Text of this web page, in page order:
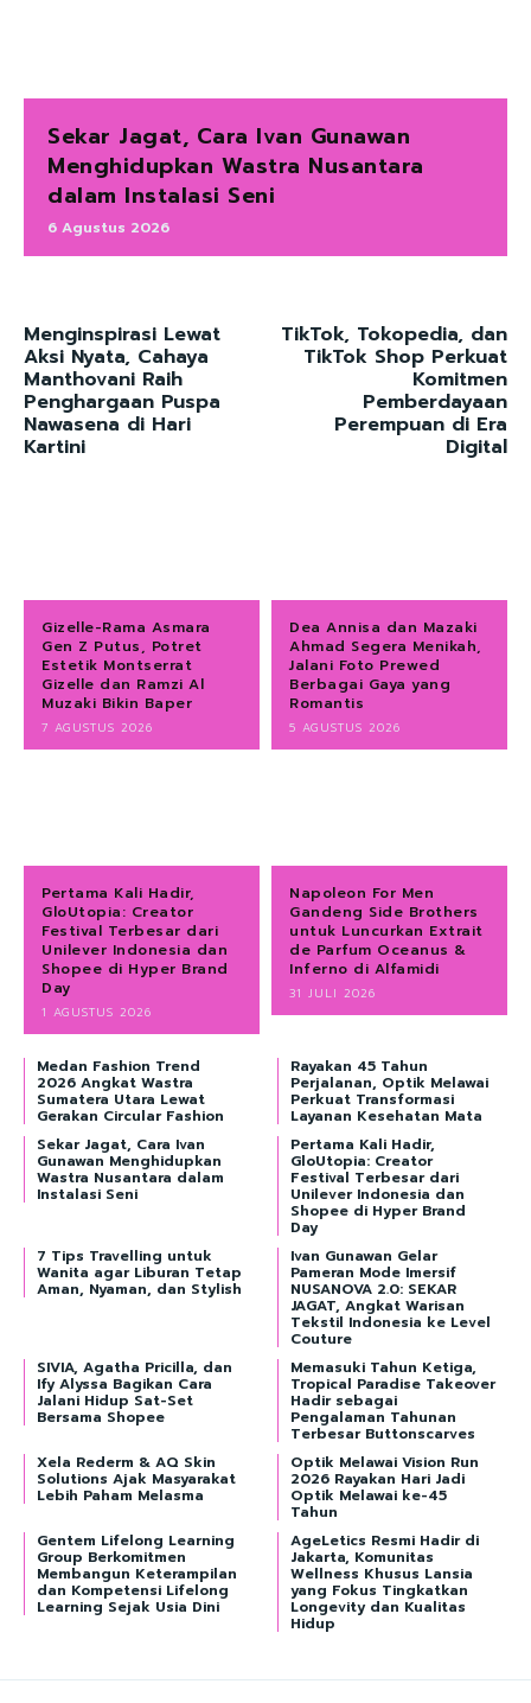
Sekar Jagat, Cara Ivan Gunawan
Menghidupkan Wastra Nusantara
dalam Instalasi Seni
6 Agustus 2026
Menginspirasi Lewat
Aksi Nyata, Cahaya
Manthovani Raih
Penghargaan Puspa
Nawasena di Hari
Kartini
TikTok, Tokopedia, dan
TikTok Shop Perkuat
Komitmen
Pemberdayaan
Perempuan di Era
Digital
Gizelle-Rama Asmara
Gen Z Putus, Potret
Estetik Montserrat
Gizelle dan Ramzi Al
Muzaki Bikin Baper
7 AGUSTUS 2026
Dea Annisa dan Mazaki
Ahmad Segera Menikah,
Jalani Foto Prewed
Berbagai Gaya yang
Romantis
5 AGUSTUS 2026
Pertama Kali Hadir,
GloUtopia: Creator
Festival Terbesar dari
Unilever Indonesia dan
Shopee di Hyper Brand
Day
1 AGUSTUS 2026
Napoleon For Men
Gandeng Side Brothers
untuk Luncurkan Extrait
de Parfum Oceanus &
Inferno di Alfamidi
31 JULI 2026
Medan Fashion Trend
2026 Angkat Wastra
Sumatera Utara Lewat
Gerakan Circular Fashion
Rayakan 45 Tahun
Perjalanan, Optik Melawai
Perkuat Transformasi
Layanan Kesehatan Mata
Sekar Jagat, Cara Ivan
Gunawan Menghidupkan
Wastra Nusantara dalam
Instalasi Seni
Pertama Kali Hadir,
GloUtopia: Creator
Festival Terbesar dari
Unilever Indonesia dan
Shopee di Hyper Brand
Day
7 Tips Travelling untuk
Wanita agar Liburan Tetap
Aman, Nyaman, dan Stylish
Ivan Gunawan Gelar
Pameran Mode Imersif
NUSANOVA 2.0: SEKAR
JAGAT, Angkat Warisan
Tekstil Indonesia ke Level
Couture
SIVIA, Agatha Pricilla, dan
Ify Alyssa Bagikan Cara
Jalani Hidup Sat-Set
Bersama Shopee
Memasuki Tahun Ketiga,
Tropical Paradise Takeover
Hadir sebagai
Pengalaman Tahunan
Terbesar Buttonscarves
Xela Rederm & AQ Skin
Solutions Ajak Masyarakat
Lebih Paham Melasma
Optik Melawai Vision Run
2026 Rayakan Hari Jadi
Optik Melawai ke-45
Tahun
Gentem Lifelong Learning
Group Berkomitmen
Membangun Keterampilan
dan Kompetensi Lifelong
Learning Sejak Usia Dini
AgeLetics Resmi Hadir di
Jakarta, Komunitas
Wellness Khusus Lansia
yang Fokus Tingkatkan
Longevity dan Kualitas
Hidup